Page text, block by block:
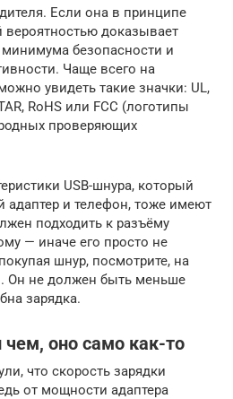
Если она в принципе
вероятностью доказывает
безопасности и
Чаще всего на
увидеть такие значки: UL,
RoHS или FCC (логотипы
проверяющих
USB-шнура, который
адаптер и телефон, тоже имеют
подходить к разъёму
— иначе его просто не
шнур, посмотрите, на
Он не должен быть меньше
зарядка.
чем, оно само как-то
что скорость зарядки
от мощности адаптера